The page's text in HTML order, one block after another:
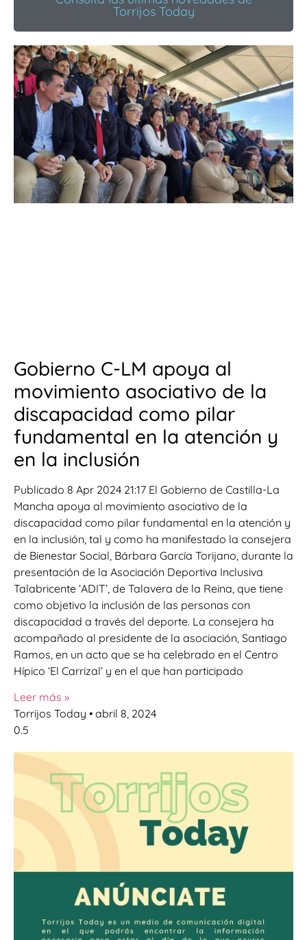
Torrijos Today
Gobierno C-LM apoya al
movimiento asociativo de la
discapacidad como pilar
fundamental en la atención y
en la inclusión
Publicado 8 Apr 2024 21:17 El Gobierno de Castilla-La
Mancha apoya al movimiento asociativo de la
discapacidad como pilar fundamental en la atención y
en la inclusión, tal y como ha manifestado la consejera
de Bienestar Social, Bárbara García Torijano, durante la
presentación de la Asociación Deportiva Inclusiva
Talabricente ‘ADIT’, de Talavera de la Reina, que tiene
como objetivo la inclusión de las personas con
discapacidad a través del deporte. La consejera ha
acompañado al presidente de la asociación, Santiago
Ramos, en un acto que se ha celebrado en el Centro
Hípico ‘El Carrizal’ y en el que han participado
Leer más »
Torrijos Today
abril 8, 2024